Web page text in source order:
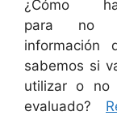
c
e
b
o
at
s
A
p
¿Cómo
para no
información
sabemos si
utilizar o no
evaluado?